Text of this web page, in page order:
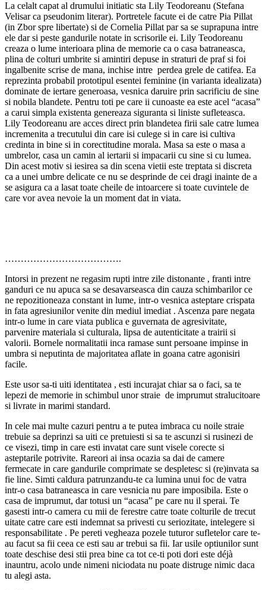
La celalt capat al drumului initiatic sta Lily Teodoreanu (Stefana
Velisar ca pseudonim literar). Portretele facute ei de catre Pia Pillat
(in Zbor spre libertate) si de Cornelia Pillat par sa se suprapuna intre
ele dar si peste gandurile notate in scrisorile ei. Lily Teodoreanu
creaza o lume interioara plina de memorie ca o casa batraneasca,
plina de colturi umbrite si amintiri depuse in straturi de praf si foi
ingalbenite scrise de mana, inchise intre perdea grele de catifea. Ea
reprezinta probabil prototipul esentei feminine (in varianta idealizata)
dominate de iertare generoasa, vesnica daruire prin sacrificiu de sine
si nobila blandete. Pentru toti pe care ii cunoaste ea este acel “acasa”
a carui simpla existenta genereaza siguranta si liniste sufleteasca.
Lily Teodoreanu are acces direct prin blandetea firii sale catre lumea
incremenita a trecutului din care isi culege si in care isi cultiva
credinta in bine si in corectitudine morala. Masa sa este o masa a
umbrelor, casa un camin al iertarii si impacarii cu sine si cu lumea.
Din acest motiv si iesirea sa din scena vietii este treptata si discreta
ca a unei umbre delicate ce nu se desprinde de cei dragi inainte de a
se asigura ca a lasat toate cheile de intoarcere si toate cuvintele de
care vor avea nevoie la un moment dat in viata.
……………………………….
Intorsi in prezent ne regasim rupti intre zile distonante , franti intre
ganduri ce nu apuca sa se desavarseasca din cauza schimbarilor ce
ne repozitioneaza constant in lume, intr-o vesnica asteptare crispata
in fata agresiunilor venite din mediul imediat . Ascenza pare negata
intr-o lume in care viata publica e guvernata de agresivitate,
parvenire materiala si culturala, lipsa de autenticitate a trairii si
valorii. Bornele normalitatii inca ramase sunt persoane impinse in
umbra si neputinta de majoritatea aflate in goana catre agonisiri
facile.
Este usor sa-ti uiti identitatea , esti incurajat chiar sa o faci, sa te
lepezi de memorie in schimbul unor straie de imprumut stralucitoare
si livrate in marimi standard.
In cele mai multe cazuri pentru a te putea imbraca cu noile straie
trebuie sa deprinzi sa uiti ce pretuiesti si sa te ascunzi si rusinezi de
ce visezi, timp in care esti invatat care sunt visele corecte si
asteptarile potrivite. Rareori ai insa ocazia sa dai de camere
fermecate in care gandurile comprimate se despletesc si (re)invata sa
fie line. Simti caldura patrunzandu-te ca lumina unui foc de vatra
intr-o casa batraneasca in care vesnicia nu pare imposibila. Este o
casa de imprumut, dar totusi un “acasa” pe care nu il sperai. Te
gasesti intr-o camera cu mii de ferestre catre toate colturile de trecut
uitate catre care esti indemnat sa privesti cu seriozitate, intelegere si
responsabilitate . Pe pereti vegheaza pozele tuturor sufletelor care te-
au facut sa fii ceea ce esti sau ar trebui sa fii. Iar usile optiunilor sunt
toate deschise desi stii prea bine ca tot ce-ti poti dori este déjà
inauntru, acolo unde nimeni niciodata nu poate distruge nimic daca
tu alegi asta.